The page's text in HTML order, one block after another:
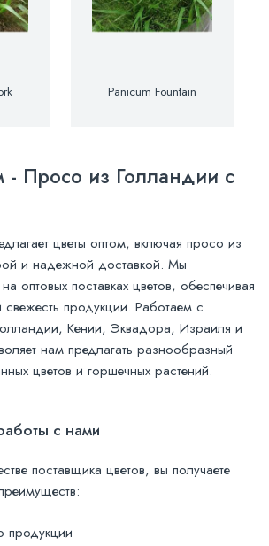
Panicum Fountain
- Просо из Голландии с
цветы оптом, включая просо из
и надежной доставкой. Мы
оптовых поставках цветов, обеспечивая
свежесть продукции. Работаем с
Кении, Эквадора, Израиля и
нам предлагать разнообразный
цветов и горшечных растений.
с нами
поставщика цветов, вы получаете
продукции